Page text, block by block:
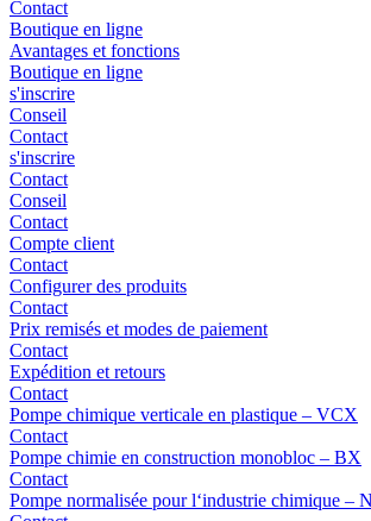
Contact
Boutique en ligne
Avantages et fonctions
Boutique en ligne
s'inscrire
Conseil
Contact
s'inscrire
Contact
Conseil
Contact
Compte client
Contact
Configurer des produits
Contact
Prix remisés et modes de paiement
Contact
Expédition et retours
Contact
Pompe chimique verticale en plastique – VCX
Contact
Pompe chimie en construction monobloc – BX
Contact
Pompe normalisée pour l‘industrie chimique –